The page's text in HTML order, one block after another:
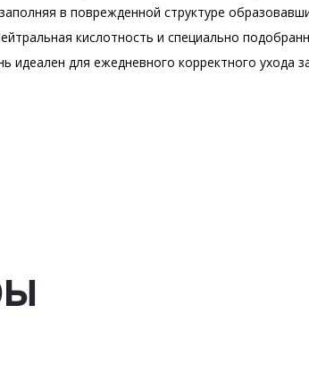
в поврежденной структуре
кислотность и специально
идеален для ежедневного корректного ухода